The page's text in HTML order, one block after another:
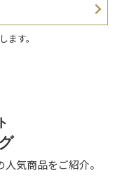
す。
気商品をご紹介。